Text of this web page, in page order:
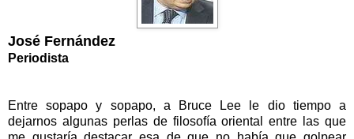
José Fernández
Periodista
Entre sopapo y sopapo, a Bruce Lee le dio tiempo a
dejarnos algunas perlas de filosofía oriental entre las que